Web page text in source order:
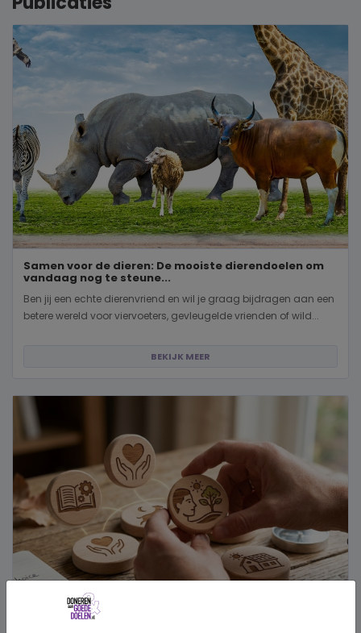
Samen voor de dieren: De mooiste dierendoelen om
vandaag nog te steune...
Ben jij een echte dierenvriend en wil je graag bijdragen aan een
betere wereld voor viervoeters, gevleugelde vrienden of wild...
BEKIJK MEER